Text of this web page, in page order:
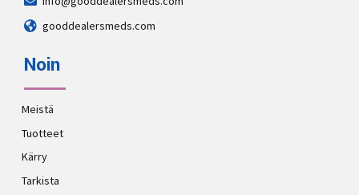
gooddealersmeds.com
Noin
Meistä
Tuotteet
Kärry
Tarkista